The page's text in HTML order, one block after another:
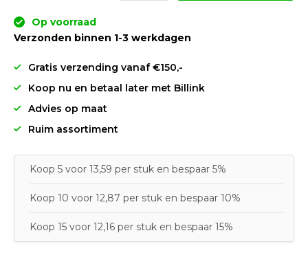
Op voorraad
Verzonden binnen 1-3 werkdagen
Gratis verzending vanaf €150,-
Koop nu en betaal later met Billink
Advies op maat
Ruim assortiment
Koop 5 voor 13,59 per stuk en bespaar 5%
Koop 10 voor 12,87 per stuk en bespaar 10%
Koop 15 voor 12,16 per stuk en bespaar 15%